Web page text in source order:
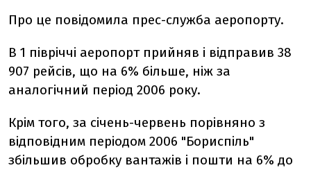
Про це повідомила прес-служба аеропорту.
В 1 півріччі аеропорт прийняв і відправив 38
907 рейсів, що на 6% більше, ніж за
аналогічний період 2006 року.
Крім того, за січень-червень порівняно з
відповідним періодом 2006 "Бориспіль"
збільшив обробку вантажів і пошти на 6% до